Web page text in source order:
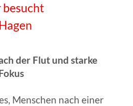
besucht
der Flut und starke
Menschen nach einer